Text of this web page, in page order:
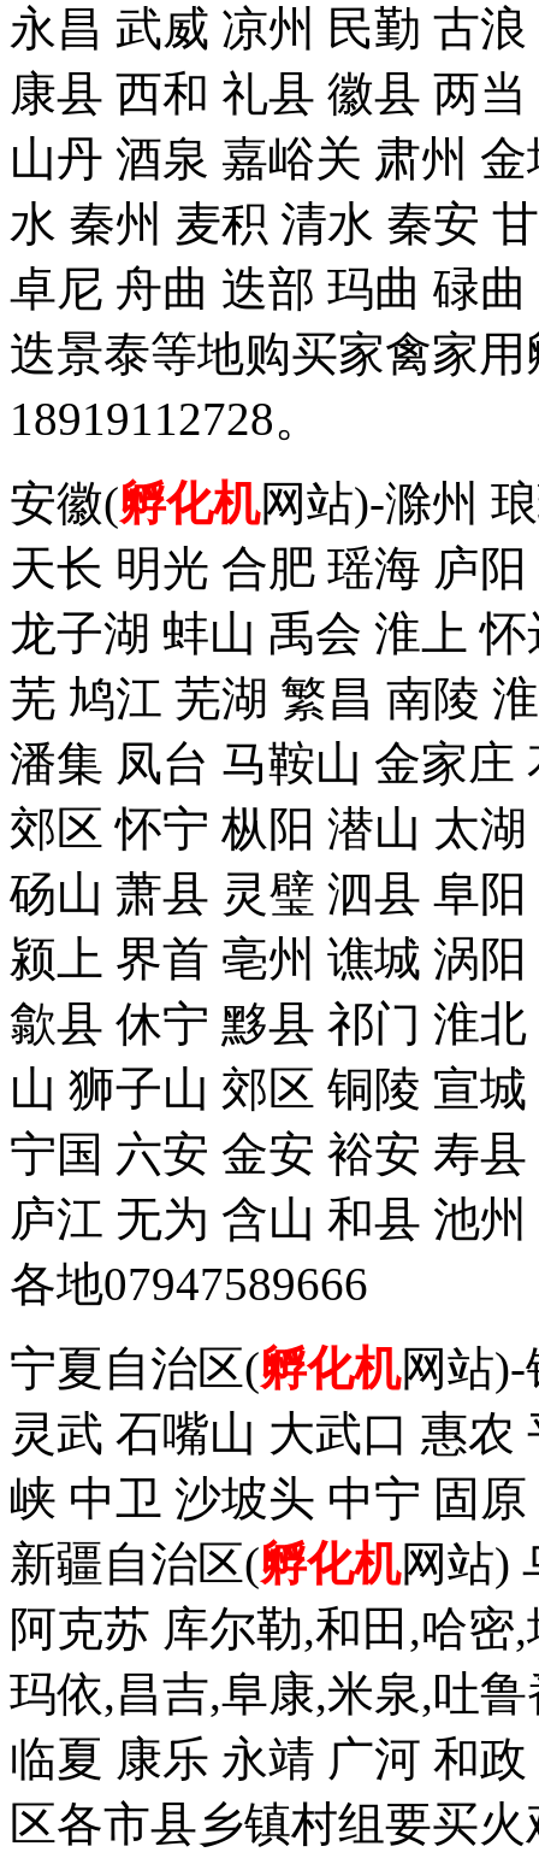
永昌 武威 凉州 民勤 古
康县 西和 礼县 徽县 两
山丹 酒泉 嘉峪关 肃州
水 秦州 麦积 清水 秦安
卓尼 舟曲 迭部 玛曲 碌
迭景泰等地购买家禽家
18919112728。
安徽(孵化机网站)-滁州
天长 明光 合肥 瑶海 庐
龙子湖 蚌山 禹会 淮上
芜 鸠江 芜湖 繁昌 南陵
潘集 凤台 马鞍山 金家庄
郊区 怀宁 枞阳 潜山 太
砀山 萧县 灵璧 泗县 阜
颍上 界首 亳州 谯城 涡
歙县 休宁 黟县 祁门 淮
山 狮子山 郊区 铜陵 宣
宁国 六安 金安 裕安 寿
庐江 无为 含山 和县 池
各地07947589666
宁夏自治区(孵化机网站)-
灵武 石嘴山 大武口 惠农
峡 中卫 沙坡头 中宁 固
新疆自治区(孵化机网站)
阿克苏 库尔勒,和田,哈密
玛依,昌吉,阜康,米泉,吐
临夏 康乐 永靖 广河 和
区各市县乡镇村组要买